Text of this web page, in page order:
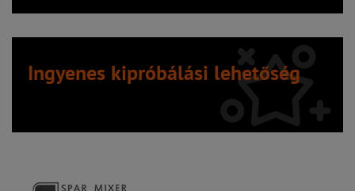
Ingyenes kipróbálási lehetőség